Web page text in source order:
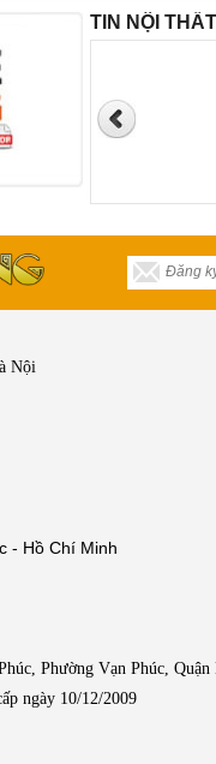
TIN NỘI
Nội
- Hồ Chí Minh
Phường Vạn Phúc,
ngày 10/12/2009